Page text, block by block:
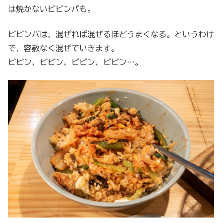
は焼かないビビンバも。
ビビンバは、混ぜれば混ぜるほどうまくなる。というわけ
で、容赦なく混ぜていきます。
ビビン、ビビン、ビビン、ビビン…。